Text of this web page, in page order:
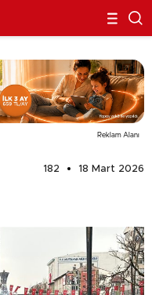
Reklam Alanı
182
18 Mart 2026